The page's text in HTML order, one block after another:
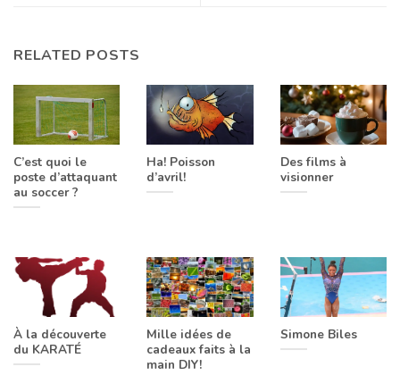
RELATED POSTS
C’est quoi le
poste d’attaquant
au soccer ?
Ha! Poisson
d’avril!
Des films à
visionner
À la découverte
du KARATÉ
Mille idées de
cadeaux faits à la
main DIY!
Simone Biles